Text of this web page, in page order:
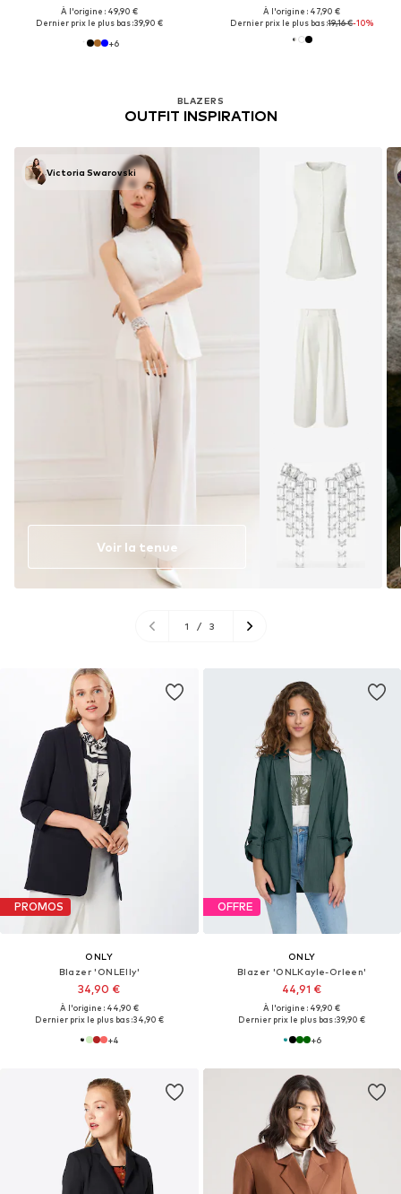
À l'origine : 49,90 €
Dernier prix le plus bas :39,90 €
+6
À l'origine : 47,90 €
Dernier prix le plus bas :19,16 €-10%
PROMOS
ONLY
Blazer 'ONLElly'
34,90 €
À l'origine : 44,90 €
Dernier prix le plus bas :34,90 €
+4
OFFRE
ONLY
Blazer 'ONLKayle-Orleen'
44,91 €
À l'origine : 49,90 €
Dernier prix le plus bas :39,90 €
+6
BLAZERS
OUTFIT INSPIRATION
Victoria Swarovski
Voir la tenue
1 / 3